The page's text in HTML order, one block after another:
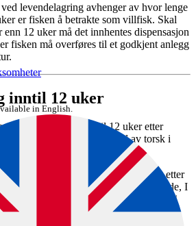
in English.
levendelagring avhenger av hvor lenge
er fisken å betrakte som villfisk. Skal
12 uker må det innhentes dispensasjon
fisken må overføres til et godkjent anlegg
inntil 12 uker
som villfisk inntil 12 uker etter
har fått dispensasjon til hold av torsk i
fisken levende må være godkjent etter
som skal fiske og føre fangsten levende, I
om sortering av fisken før fisken settes i
av fartøy gjelder for alle fartøy som